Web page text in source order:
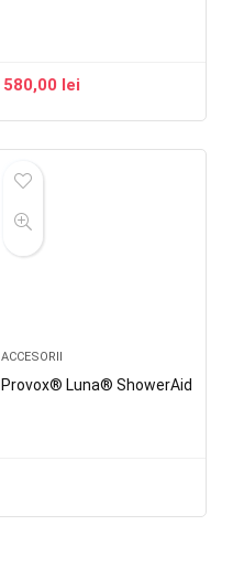
580,00 lei
ACCESORII
Provox® Luna® ShowerAid